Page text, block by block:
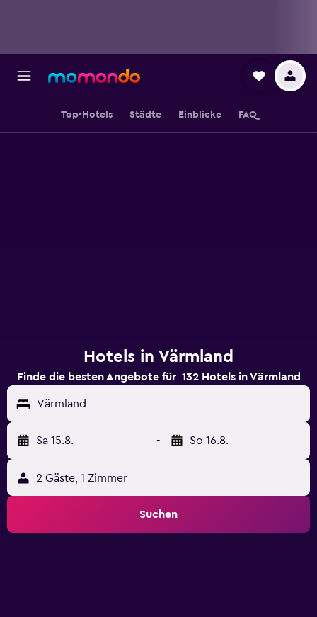
Top-Hotels Städte Einblicke FAQ
Hotels in Värmland
Finde die besten Angebote für 132 Hotels in Värmland
Värmland
Sa 15.8. - So 16.8.
2 Gäste, 1 Zimmer
Suchen